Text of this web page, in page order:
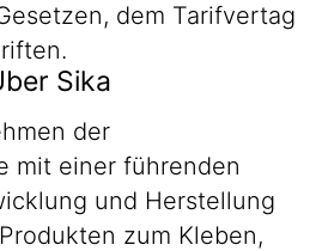
dem Tarifvertag
Sika
der
mit einer führenden
und Herstellung
zum Kleben,